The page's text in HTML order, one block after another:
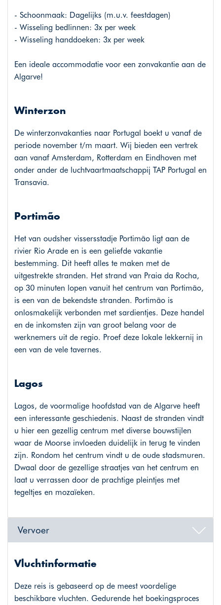
- Schoonmaak: Dagelijks (m.u.v. feestdagen)
- Wisseling bedlinnen: 3x per week
- Wisseling handdoeken: 3x per week
Een ideale accommodatie voor een zonvakantie aan de
Algarve!
Winterzon
De winterzonvakanties naar Portugal boekt u vanaf de
periode november t/m maart. Wij bieden een vertrek
aan vanaf Amsterdam, Rotterdam en Eindhoven met
onder ander de luchtvaartmaatschappij TAP Portugal en
Transavia.
Portimão
Het van oudsher vissersstadje Portimão ligt aan de
rivier Rio Arade en is een geliefde vakantie
bestemming. Dit heeft alles te maken met de
uitgestrekte stranden. Het strand van Praia da Rocha,
op 30 minuten lopen vanuit het centrum van Portimão,
is een van de bekendste stranden. Portimão is
onlosmakelijk verbonden met sardientjes. Deze handel
en de inkomsten zijn van groot belang voor de
werknemers uit de regio. Proef deze lokale lekkernij in
een van de vele tavernes.
Lagos
Lagos, de voormalige hoofdstad van de Algarve heeft
een interessante geschiedenis. Naast de stranden vindt
u hier een gezellig centrum met diverse bouwstijlen
waar de Moorse invloeden duidelijk in terug te vinden
zijn. Rondom het centrum vindt u de oude stadsmuren.
Dwaal door de gezellige straatjes van het centrum en
laat u verrassen door de prachtige pleintjes met
tegeltjes en mozaïeken.
Vervoer
Vluchtinformatie
Deze reis is gebaseerd op de meest voordelige
beschikbare vluchten. Gedurende het boekingsproces